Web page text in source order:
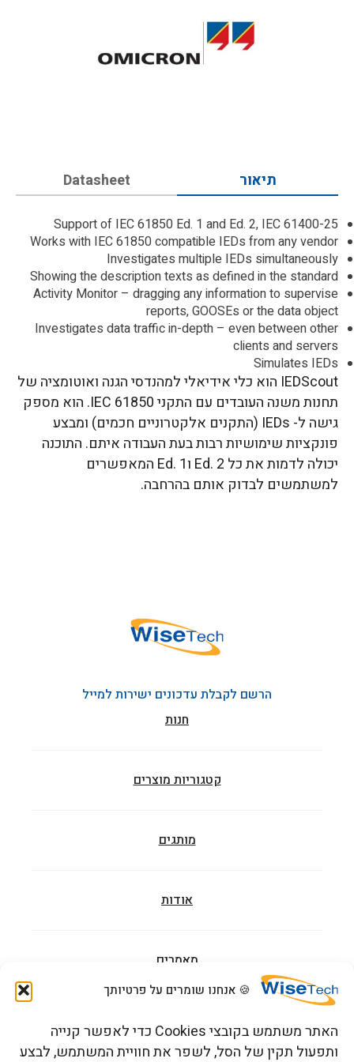
🍪 אנחנו שומרים על פרטיותך
האתר משתמש בקובצי Cookies כדי לאפשר קנייה
ותפעול תקין של הסל, לשפר את חוויית המשתמש, לבצע
IEDScout הוא כלי אידיאלי למהנדסי הגנה ואוטומציה של
תחנות משנה העובדים עם התקני IEC 61850. הוא מספק
גישה ל- IEDs (התקנים אלקטרוניים חכמים) ומבצע
פונקציות שימושיות רבות בעת העבודה איתם. התוכנה
יכולה לדמות את כל Ed. 2 וEd. 1 המאפשרים
למשתמשים לבדוק אותם בהרחבה.
תיאור Datasheet
Support of IEC 61850 Ed. 1 and Ed. 2, IEC 61400-25
Works with IEC 61850 compatible IEDs from any vendor
Investigates multiple IEDs simultaneously
Showing the description texts as defined in the standard
Activity Monitor – dragging any information to supervise
reports, GOOSEs or the data object
Investigates data traffic in-depth – even between other
clients and servers
Simulates IEDs
הרשם לקבלת עדכונים ישירות למייל
חנות
קטגוריות מוצרים
מותגים
אודות
מאמרים
הדרכות וקורסים